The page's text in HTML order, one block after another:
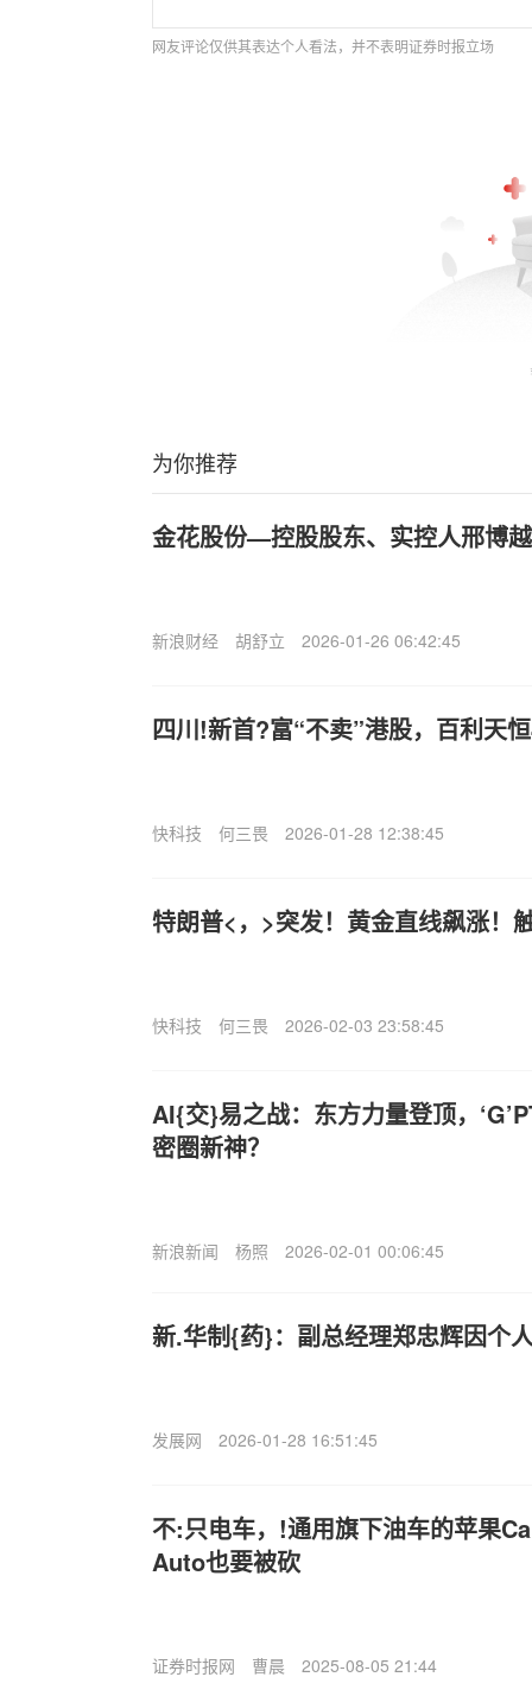
网友评论仅供其表达个人看法，并不表明证券时报立场
为你推荐
金花股份—控股股东、实控人邢博
新浪财经 胡舒立 2026-01-26 06:42:45
四川!新首?富“不卖”港股，百利天
快科技 何三畏 2026-01-28 12:38:45
特朗普<，>突发！黄金直线飙涨！
快科技 何三畏 2026-02-03 23:58:45
AI{交}易之战：东方力量登顶，
密圈新神？
新浪新闻 杨照 2026-02-01 00:06:45
新.华制{药}：副总经理郑忠辉因个
发展网 2026-01-28 16:51:45
不:只电车，!通用旗下油车的苹果
Auto也要被砍
证券时报网 曹晨 2025-08-05 21:44